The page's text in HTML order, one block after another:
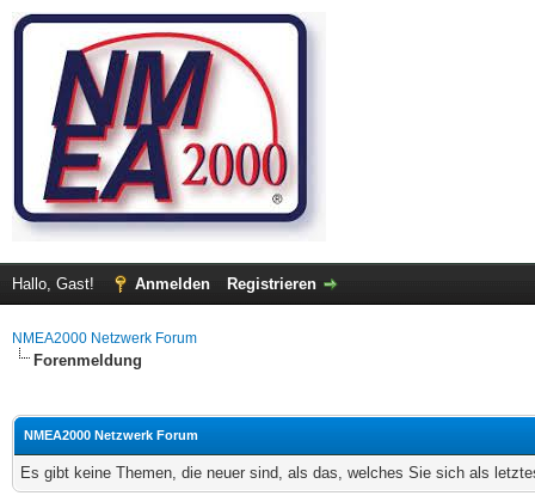
Hallo, Gast! Anmelden Registrieren
NMEA2000 Netzwerk Forum
Forenmeldung
NMEA2000 Netzwerk Forum
Es gibt keine Themen, die neuer sind, als das, welches Sie sich als